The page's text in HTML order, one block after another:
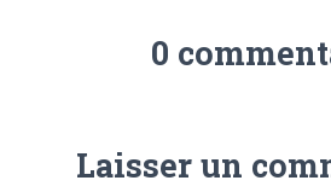
0
Laisser un